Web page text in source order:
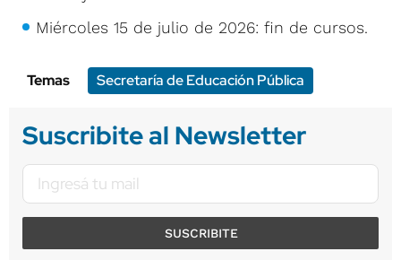
Miércoles 15 de julio de 2026: fin de cursos.
Temas Secretaría de Educación Pública
Suscribite al Newsletter
SUSCRIBITE